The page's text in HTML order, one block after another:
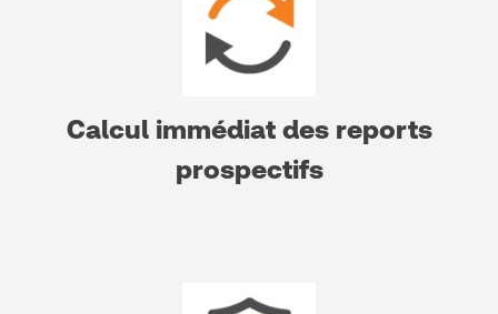
Calcul immédiat des reports
prospectifs